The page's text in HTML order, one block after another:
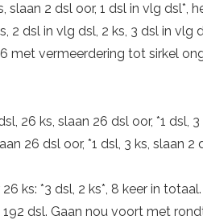
slaan 2 dsl oor, 1 dsl in vlg dsl*,
2 dsl in vlg dsl, 2 ks, 3 dsl in vlg
met vermeerdering tot sirkel
26 ks, slaan 26 dsl oor, *1 dsl,
26 dsl oor, *1 dsl, 3 ks, slaan 2
ks: *3 dsl, 2 ks*, 8 keer in
192 dsl. Gaan nou voort met